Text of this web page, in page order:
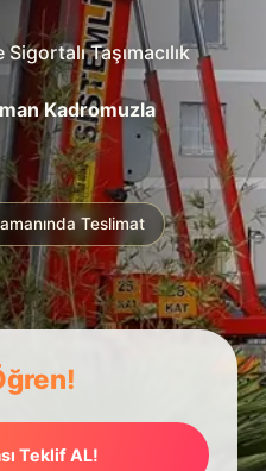
Taşımacılık
Kadromuzla
Teslimat
Teklif AL!